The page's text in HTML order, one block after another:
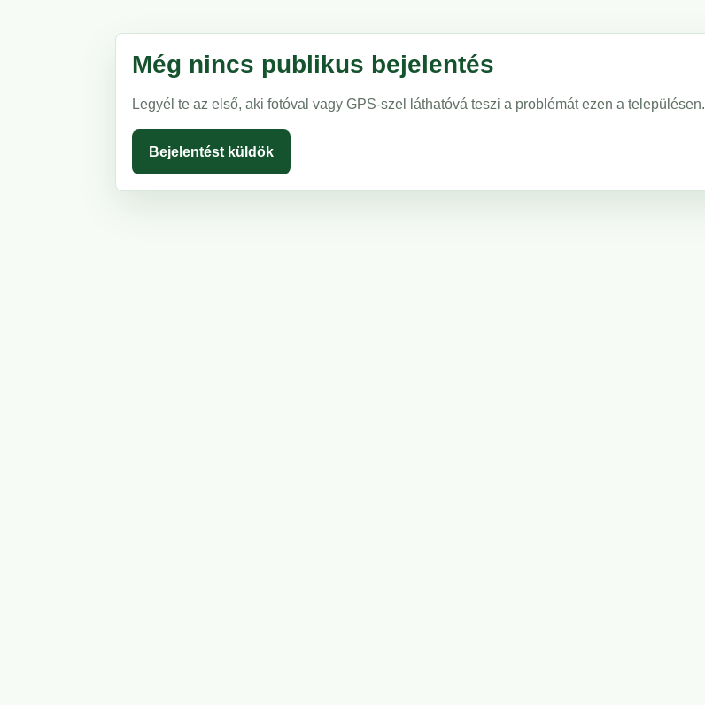
Még nincs publikus bejelentés
Legyél te az első, aki fotóval vagy GPS-szel láthatóvá teszi a problémát ezen a településen.
Bejelentést küldök